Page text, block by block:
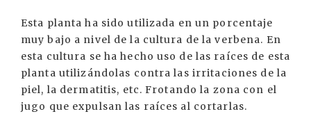
Esta planta ha sido utilizada en un porcentaje
muy bajo a nivel de la cultura de la verbena. En
esta cultura se ha hecho uso de las raíces de esta
planta utilizándolas contra las irritaciones de la
piel, la dermatitis, etc. Frotando la zona con el
jugo que expulsan las raíces al cortarlas.